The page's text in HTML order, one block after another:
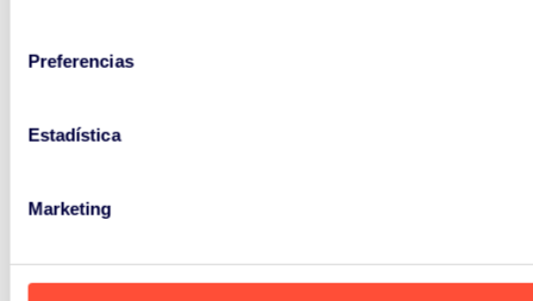
Preferencias
Estadística
Marketing